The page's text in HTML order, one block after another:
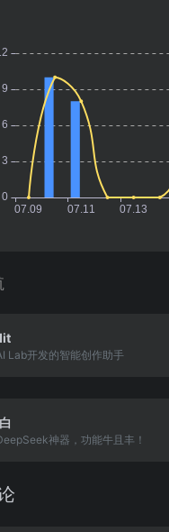
Lab开发的智能创作助手
神器，功能牛且丰！